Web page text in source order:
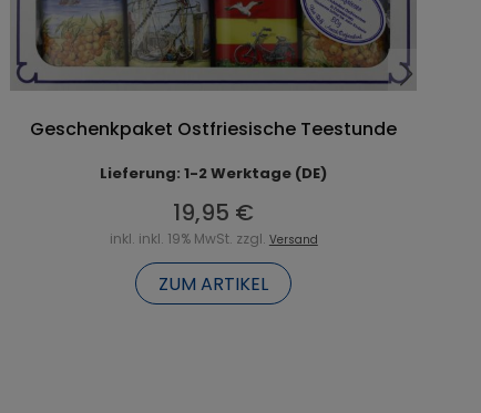
Geschenkpaket Ostfriesische Teestunde
Lieferung: 1-2 Werktage (DE)
19,95 €
inkl. inkl. 19% MwSt. zzgl. Versand
ZUM ARTIKEL